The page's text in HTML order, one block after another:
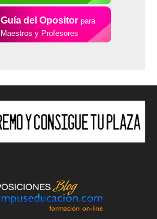
Guía del Opositor para
Maestros y Profesores